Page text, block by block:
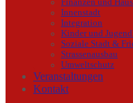
Finanzen und
Innenstadt
Integration
Kinder und
Soziale Stadt &
Strassenausbau
Umweltschutz
Veranstaltungen
Kontakt